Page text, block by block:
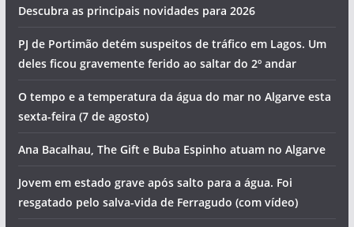
Descubra as principais novidades para 2026
PJ de Portimão detém suspeitos de tráfico em Lagos. Um
deles ficou gravemente ferido ao saltar do 2º andar
O tempo e a temperatura da água do mar no Algarve esta
sexta-feira (7 de agosto)
Ana Bacalhau, The Gift e Buba Espinho atuam no Algarve
Jovem em estado grave após salto para a água. Foi
resgatado pelo salva-vida de Ferragudo (com vídeo)